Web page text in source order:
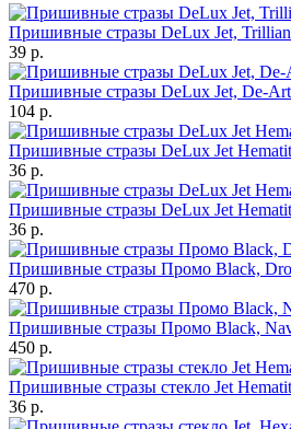
Пришивные стразы DeLux Jet,
39 р.
Пришивные стразы DeLux Jet, De-Art
104 р.
Пришивные стразы DeLux Jet
36 р.
Пришивные стразы DeLux Jet
36 р.
Пришивные стразы Промо Black,
470 р.
Пришивные стразы Промо Black,
450 р.
Пришивные стразы стекло Jet
36 р.